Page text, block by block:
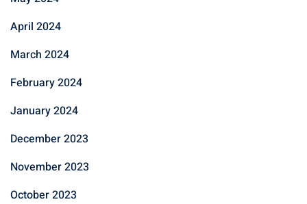
April 2024
March 2024
February 2024
January 2024
December 2023
November 2023
October 2023